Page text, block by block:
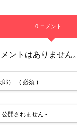
0 コメント
ントはありません。
） ( 必須 )
公開されません -